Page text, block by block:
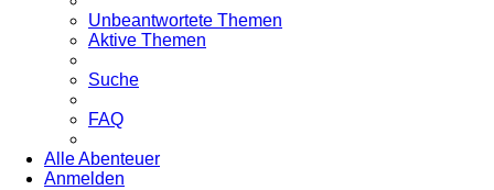
Unbeantwortete Themen
Aktive Themen
Suche
FAQ
Alle Abenteuer
Anmelden